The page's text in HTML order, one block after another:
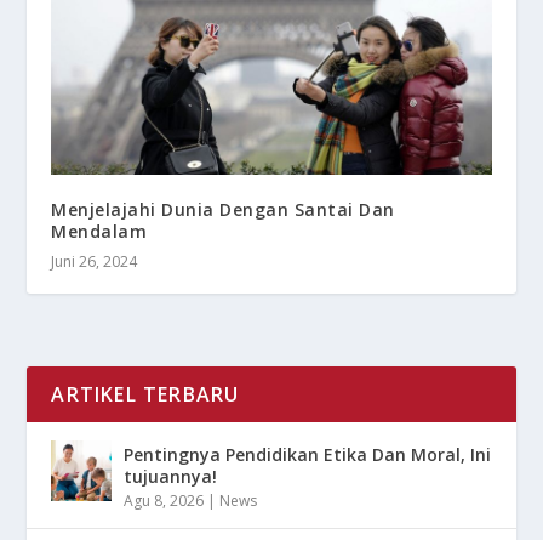
Menjelajahi Dunia Dengan Santai Dan
Mendalam
Juni 26, 2024
ARTIKEL TERBARU
Pentingnya Pendidikan Etika Dan Moral, Ini
tujuannya!
Agu 8, 2026 | News